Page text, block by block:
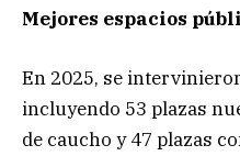
Mejores espacios
En 2025, se
incluyendo 53 plazas
de caucho y 47 plazas